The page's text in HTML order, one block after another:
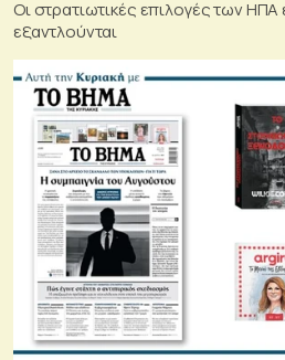
Οι στρατιωτικές επιλογές των ΗΠΑ
εξαντλούνται